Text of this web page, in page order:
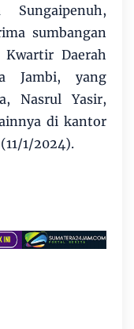
Sungaipenuh,
sumbangan
Daerah
Jambi, yang
Nasrul Yasir,
di kantor
1/2024).